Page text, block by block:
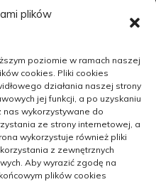
plików
poziomie w ramach naszej
cookies. Pliki cookies
działania naszej strony
jej funkcji, a po uzyskaniu
wykorzystywane do
ze strony internetowej, a
wykorzystuje również pliki
z zewnętrznych
Aby wyrazić zgodę na
plików cookies
dzialalność na
2021